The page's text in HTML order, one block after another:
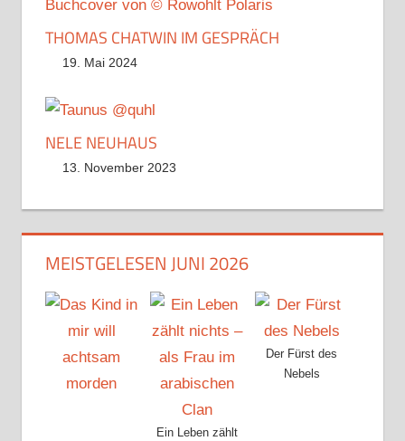
THOMAS CHATWIN IM GESPRÄCH
19. Mai 2024
NELE NEUHAUS
13. November 2023
MEISTGELESEN JUNI 2026
Ein Leben zählt
Der Fürst des
Nebels